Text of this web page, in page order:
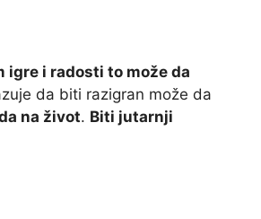
igre i radosti to može da
da biti razigran može da
na život. Biti jutarnji